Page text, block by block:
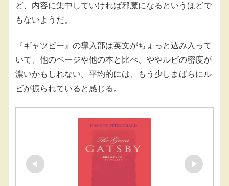
ど、内容に集中していければ邪魔になるというほどで
もないようだ。
『ギャツビー』の導入部は英文がちょっと込み入って
いて、他のページや他の本と比べ、ややルビの密度が
濃いかもしれない。平均的には、もう少しまばらにル
ビが振られていると感じる。